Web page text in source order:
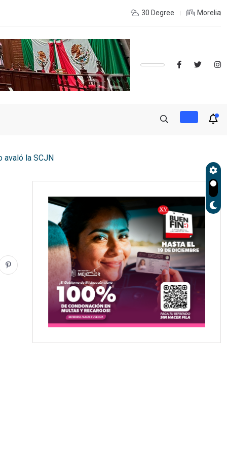
coordinación con autoridades de EE.UU. para reforzar seguridad
30 Degree Morelia
avaló la SCJN